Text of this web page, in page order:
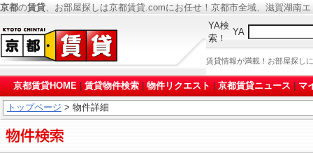
京都の賃貸、お部屋探しは京都賃貸.comにお任せ！京都市全域、滋賀湖南
YA検
索！
YA
賃貸情報が満載！お部屋探し
京都賃貸HOME 賃貸物件検索 物件リクエスト 京都賃貸ニュース マ
トップページ > 物件詳細